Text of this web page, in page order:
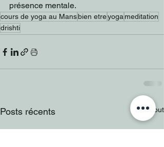
présence mentale.
cours de yoga au Mansbien etreyoga meditation
drishti
Posts récents Voir tout